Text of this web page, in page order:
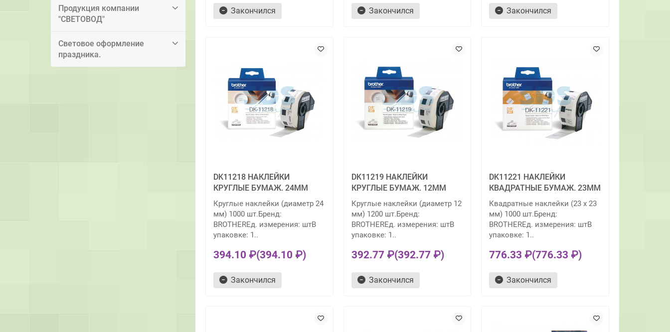
Продукция компании
"СВЕТОВОД"
Световое оформление
праздника.
Закончился Закончился Закончился
DK11218 НАКЛЕЙКИ
КРУГЛЫЕ БУМАЖ. 24ММ
Круглые наклейки (диаметр 24
мм) 1000 шт.Бренд:
BROTHERЕд. измерения: штВ
упаковке: 1..
394.10 ₽(394.10 ₽)
Закончился
DK11219 НАКЛЕЙКИ
КРУГЛЫЕ БУМАЖ. 12ММ
Круглые наклейки (диаметр 12
мм) 1200 шт.Бренд:
BROTHERЕд. измерения: штВ
упаковке: 1..
392.77 ₽(392.77 ₽)
Закончился
DK11221 НАКЛЕЙКИ
КВАДРАТНЫЕ БУМАЖ. 23ММ
Квадратные наклейки (23 x 23
мм) 1000 шт.Бренд:
BROTHERЕд. измерения: штВ
упаковке: 1..
776.33 ₽(776.33 ₽)
Закончился